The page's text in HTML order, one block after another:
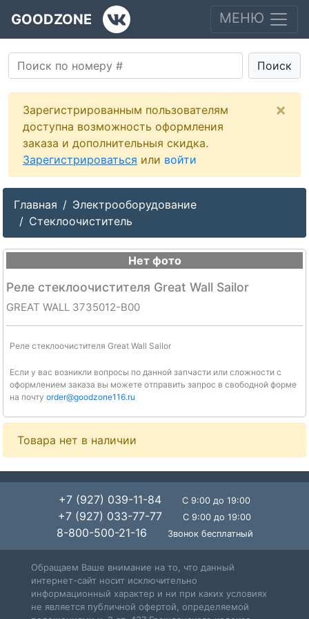
GOODZONE МЕНЮ
Поиск
Зарегистрированным пользователям
доступна возможность оформления
заказа и дополнительныя скидка.
Зарегистрироваться или войти
×
Главная
Электрооборудование
Стеклоочиститель
Нет фото
Реле стеклоочистителя Great Wall Sailor
GREAT WALL 3735012-B00
Реле стеклоочистителя Great Wall Sailor
Если у вас возникли вопросы по данной запчасти или сложности с
оформлением заказа вы можете отправить запрос в свободной форме
на почту order@goodzone116.ru
Товара нет в наличии
+7 (927) 039-11-84 С 9:00 до 19:00
+7 (927) 033-77-77 С 9:00 до 19:00
8-800-500-21-16 Звонок бесплатный
Обращаем Ваше внимание на то, что данный
интернет-сайт носит исключительно
информационный характер и ни при каких условиях
не является публичной офертой, определяемой